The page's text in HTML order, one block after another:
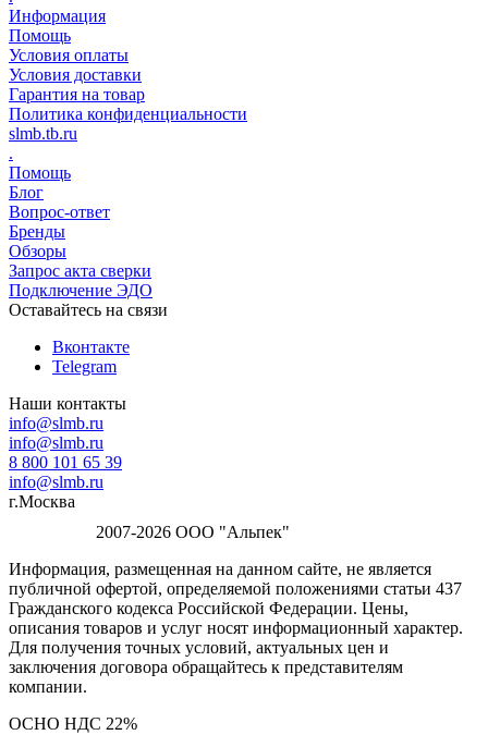
Информация
Помощь
Условия оплаты
Условия доставки
Гарантия на товар
Политика конфиденциальности
slmb.tb.ru
.
Помощь
Блог
Вопрос-ответ
Бренды
Обзоры
Запрос акта сверки
Подключение ЭДО
Оставайтесь на связи
Вконтакте
Telegram
Наши контакты
info@slmb.ru
info@slmb.ru
8 800 101 65 39
info@slmb.ru
г.Москва
2007-2026 ООО "Альпек"
Информация, размещенная на данном сайте, не является
публичной офертой, определяемой положениями статьи 437
Гражданского кодекса Российской Федерации. Цены,
описания товаров и услуг носят информационный характер.
Для получения точных условий, актуальных цен и
заключения договора обращайтесь к представителям
компании.
ОСНО НДС 22%